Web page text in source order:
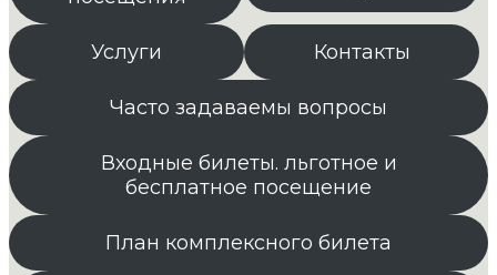
Услуги Контакты
Часто задаваемы вопросы
Входные билеты. льготное и
бесплатное посещение
План комплексного билета